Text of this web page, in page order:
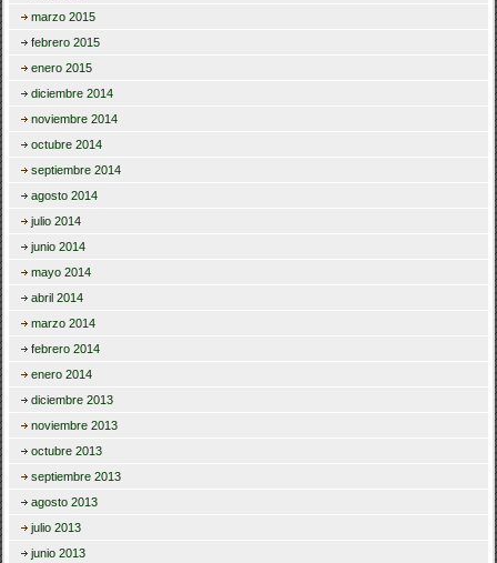
marzo 2015
febrero 2015
enero 2015
diciembre 2014
noviembre 2014
octubre 2014
septiembre 2014
agosto 2014
julio 2014
junio 2014
mayo 2014
abril 2014
marzo 2014
febrero 2014
enero 2014
diciembre 2013
noviembre 2013
octubre 2013
septiembre 2013
agosto 2013
julio 2013
junio 2013